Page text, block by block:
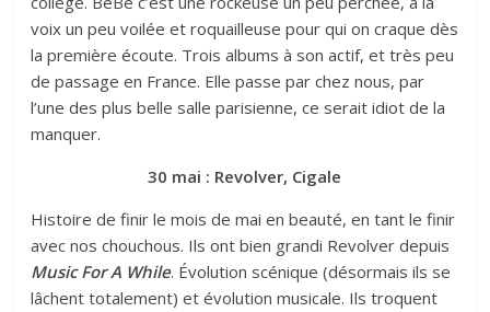
voix un peu voilée et roquailleuse pour qui on craque dès
la première écoute. Trois albums à son actif, et très peu
de passage en France. Elle passe par chez nous, par
l’une des plus belle salle parisienne, ce serait idiot de la
manquer.
30 mai : Revolver, Cigale
Histoire de finir le mois de mai en beauté, en tant le finir
avec nos chouchous. Ils ont bien grandi Revolver depuis
Music For A While. Évolution scénique (désormais ils se
lâchent totalement) et évolution musicale. Ils troquent